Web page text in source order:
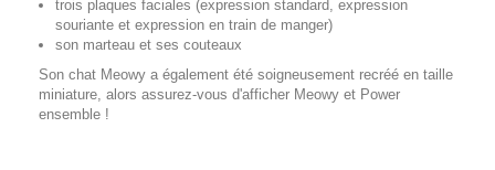
trois plaques faciales (expression standard, expression
souriante et expression en train de manger)
son marteau et ses couteaux
Son chat Meowy a également été soigneusement recréé en taille
miniature, alors assurez-vous d'afficher Meowy et Power
ensemble !